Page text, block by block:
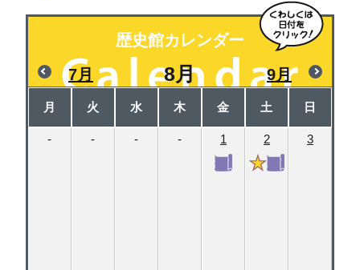
歴史館カレンダー
7月
8月 9月
月 火 水 木 金 土 日
- - - - 1 2 3